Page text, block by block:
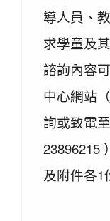
導人員、
求學童及
諮詢內容
中心網站
詢或致電
23896215
及附件各1